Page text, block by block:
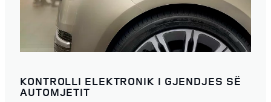
KONTROLLI ELEKTRONIK I GJENDJES SË
AUTOMJETIT